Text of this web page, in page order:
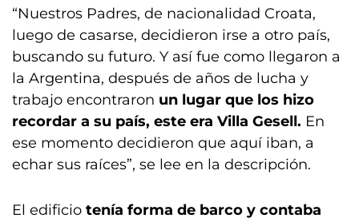
“Nuestros Padres, de nacionalidad Croata,
luego de casarse, decidieron irse a otro país,
buscando su futuro. Y así fue como llegaron a
la Argentina, después de años de lucha y
trabajo encontraron un lugar que los hizo
recordar a su país, este era Villa Gesell. En
ese momento decidieron que aquí iban, a
echar sus raíces”, se lee en la descripción.
El edificio tenía forma de barco y contaba